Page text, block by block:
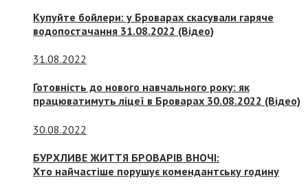
Купуйте бойлери: у Броварах скасували гаряче
водопостачання 31.08.2022 (Відео)
31.08.2022
Готовність до нового навчального року: як
працюватимуть ліцеї в Броварах 30.08.2022 (Відео)
30.08.2022
БУРХЛИВЕ ЖИТТЯ БРОВАРІВ ВНОЧІ:
Хто найчастіше порушує комендантську годину